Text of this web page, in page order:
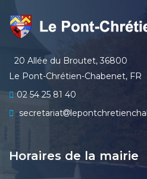
20 Allée du Broutet, 36800
Le Pont-Chrétien-Chabenet, FR
02 54 25 81 40
secretariat
Horaires de la mairie